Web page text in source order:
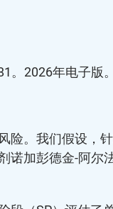
2026年电子版。
。我们假设，
加彭德金-阿尔